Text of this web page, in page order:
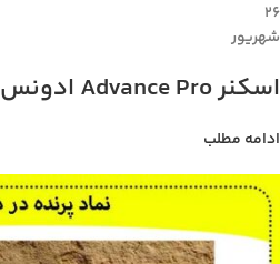
۲۶
شهریور
اسکنر Advance Pro ادونس پرو
ادامه مطلب